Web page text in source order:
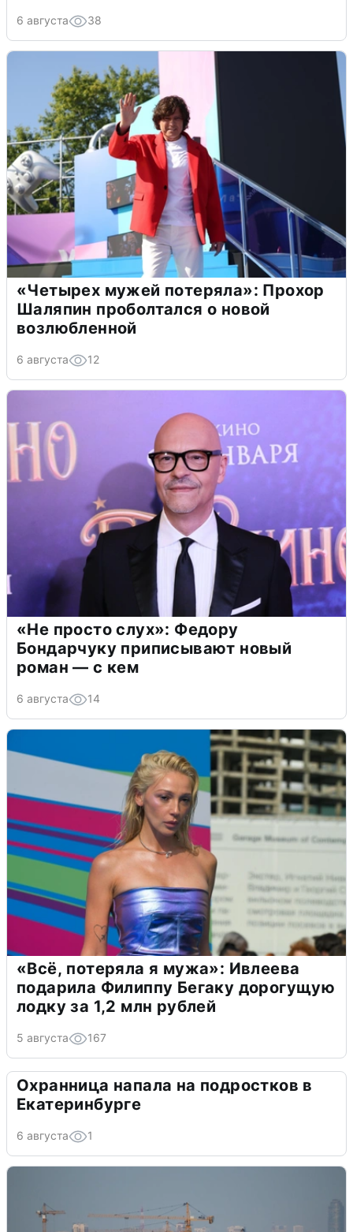
6 августа 38
«Четырех мужей потеряла»: Прохор
Шаляпин проболтался о новой
возлюбленной
6 августа 12
«Не просто слух»: Федору
Бондарчуку приписывают новый
роман — с кем
6 августа 14
«Всё, потеряла я мужа»: Ивлеева
подарила Филиппу Бегаку дорогущую
лодку за 1,2 млн рублей
5 августа 167
Охранница напала на подростков в
Екатеринбурге
6 августа 1